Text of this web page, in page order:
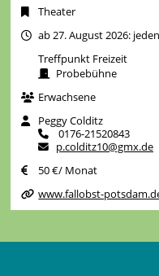
Theater
ab 27. August 2026:
Treffpunkt Freizeit
Probebühne
Erwachsene
Peggy Colditz
0176-21520843
p.colditz10@gmx.de
50 €/ Monat
www.fallobst-